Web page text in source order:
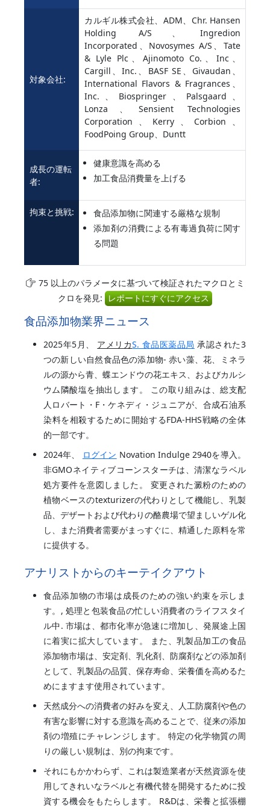
対象会社:
カルギル株式会社、ADM、Chr. Hansen
Holding A/S、Ingredion
Incorporated、Novosymes A/S、Tate
& Lyle Plc、Ajinomoto Co.、Inc、
Cargill、Inc.、BASF SE、Givaudan、
International Flavors & Fragrances、
Inc.、Biospringer、Palsgaard、
Lonza、Sensient Technologies
Corporation、Kerry、Corbion、
FoodPoing Group、Duntt
成長の運転
者:
健康意識を高める
加工食品消費量を上げる
拘束と挑戦:
食品添加物に関連する厳格な規制
添加剤の消費による有毒過負荷に関す
る問題
75 以上のパラメータに基づいて検証されたマクロとミ
クロを発見: レポートにすぐにアクセス
食品添加物業界ニュース
2025年5月、 アメリカS. 食品医薬品局 承認された3
つの新しい自然食品色の添加物- 赤い藻、花、ミネラ
ルの源から青、蝶エンドウの花エキス、およびカルシ
ウム隣酸塩を抽出します。 この取り組みは、総支配
人ロバート・F・ケネディ・ジュニアが、合成石油系
染料を相殺するために開始するFDA-HHS戦略の全体
的一部です。
2024年、
ログイン Novation Indulge 2940を導入。
非GMOネイティブコーンスターチは、清潔なラベル
処方要件を意図しました。 変更された澱粉のための
植物ベースのtexturizerの代わりとして機能し、乳製
品、デザートおよび代わりの酪農場で望ましいゲル化
し、また消費者需要がまっすぐに、精通した原料を常
に提供する。
アナリストからのキーテイクアウト
食品添加物の市場は成長のための強い約束を示しま
す。, 処理と包装食品の忙しい消費者のライフスタイ
ル中. 市場は、都市化率が急速に増加し、発展途上国
に着実に拡大しています。 また、乳製品加工の食品
添加物市場は、安定剤、乳化剤、防腐剤などの添加剤
として、乳製品の品質、保存寿命、栄養価を高めるた
めにますます使用されています。
天然成分への消費者の好みを変え、人工防腐剤や色の
有害な影響に対する意識を高めることで、従来の添加
剤の増殖にチャレンジします。 特定の化学物質の周
りの厳しい規制は、別の拘束です。
それにもかかわらず、これは製造業者が天然資源を使
用してきれいなラベルと有機代替を開発するために投
資する機会をもたらします。 R&Dは、栄養と拡張棚